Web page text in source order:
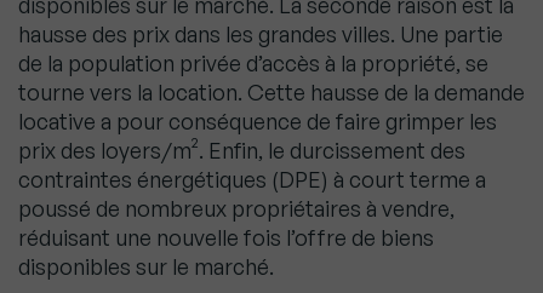
disponibles sur le marché. La seconde raison est la
hausse des prix dans les grandes villes. Une partie
de la population privée d’accès à la propriété, se
tourne vers la location. Cette hausse de la demande
locative a pour conséquence de faire grimper les
prix des loyers/m². Enfin, le durcissement des
contraintes énergétiques (DPE) à court terme a
poussé de nombreux propriétaires à vendre,
réduisant une nouvelle fois l’offre de biens
disponibles sur le marché.